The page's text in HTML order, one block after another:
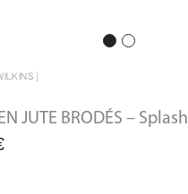
]
JUTE BRODÉS – Splash